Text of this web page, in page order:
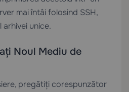
mai întâi folosind SSH,
unice.
Noul Mediu de
pregătiți corespunzător